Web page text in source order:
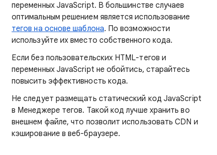
переменных JavaScript. В большинстве случаев
оптимальным решением является использование
тегов на основе шаблона. По возможности
используйте их вместо собственного кода.
Если без пользовательских HTML-тегов и
переменных JavaScript не обойтись, старайтесь
повысить эффективность кода.
Не следует размещать статический код JavaScript
в Менеджере тегов. Такой код лучше хранить во
внешнем файле, что позволит использовать CDN и
кэширование в веб-браузере.